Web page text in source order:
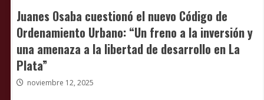
Juanes Osaba cuestionó el nuevo Código de
Ordenamiento Urbano: “Un freno a la inversión y
una amenaza a la libertad de desarrollo en La
Plata”
noviembre 12, 2025